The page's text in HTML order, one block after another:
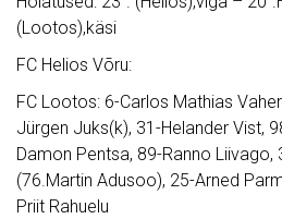
(Lootos),käsi
FC Helios Võru:
FC Lootos: 6-Carlos Mathias
Jürgen Juks(k), 31-Helander Vist,
Damon Pentsa, 89-Ranno
(76.Martin Adusoo), 25-Arned
Priit Rahuelu